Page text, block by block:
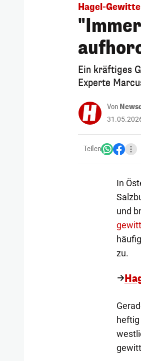
Hagel-
Ein kräftiges
Experte
Von
Teilen
In
und
zu.